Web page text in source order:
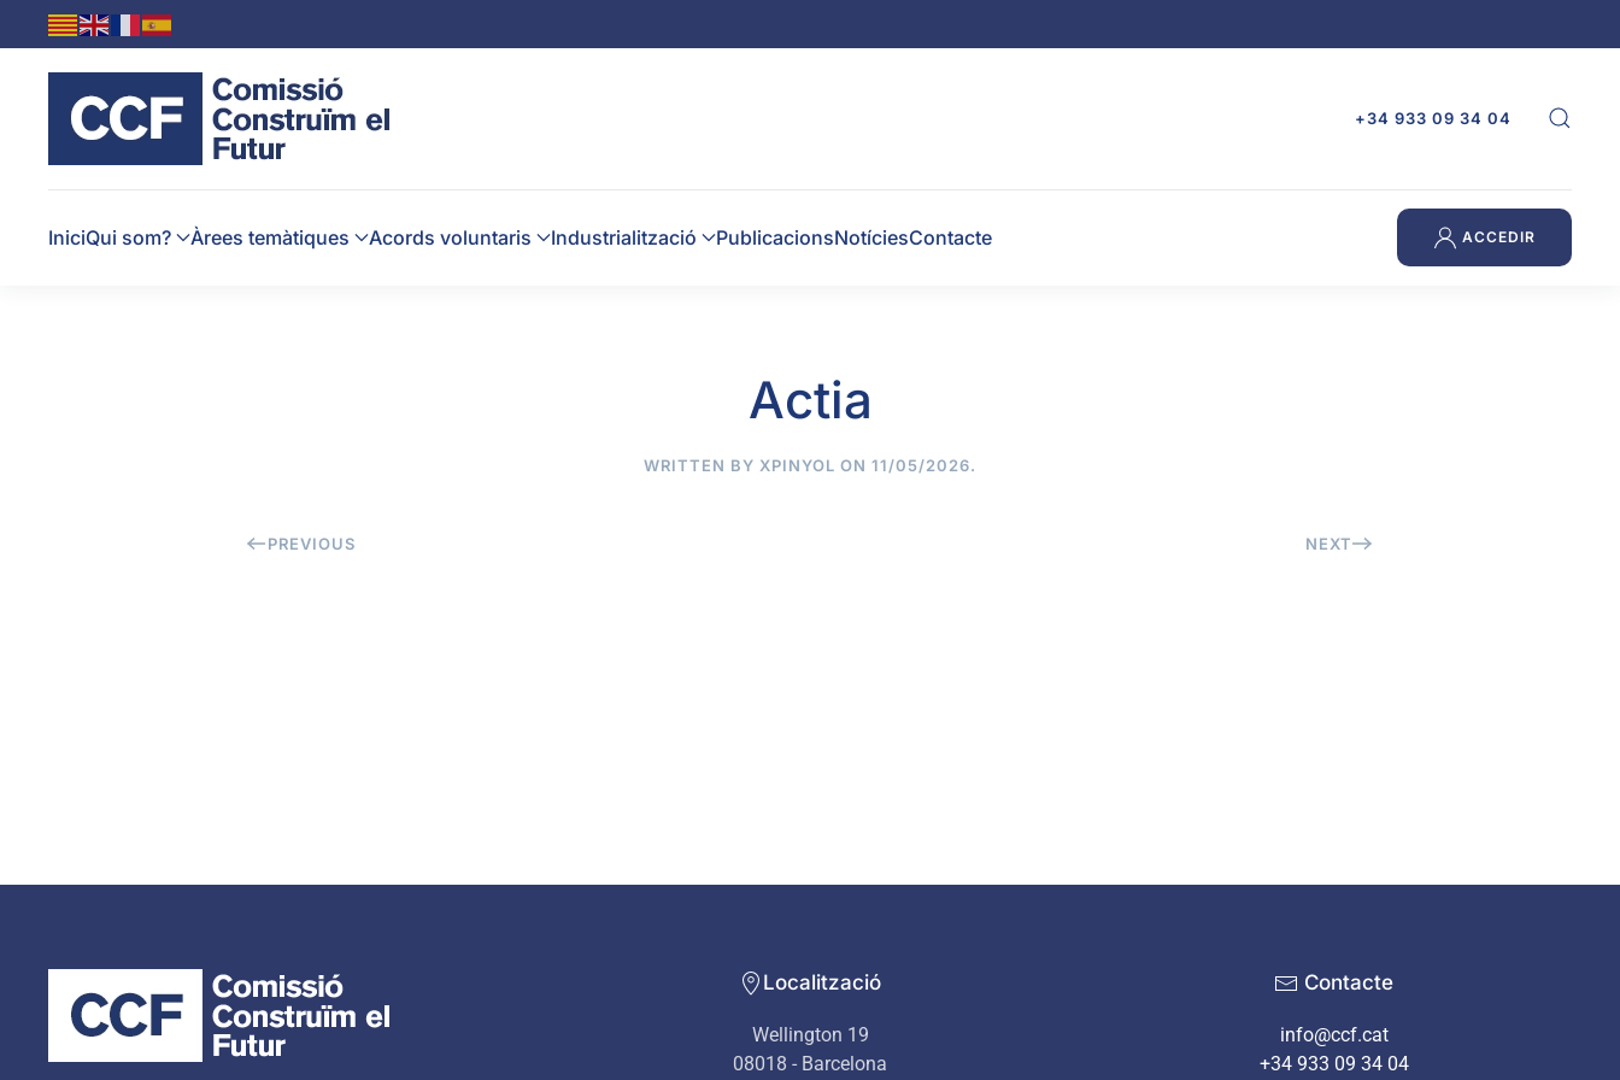
Skip to main content
+34 933 09 34 04
IniciQui som? Àrees temàtiques Acords voluntaris Industrialització PublicacionsNotíciesContacte ACCEDIR
Actia
WRITTEN BY XPINYOL ON 11/05/2026.
PREVIOUS NEXT
Localització
Wellington 19
08018 - Barcelona
Contacte
info@ccf.cat
+34 933 09 34 04